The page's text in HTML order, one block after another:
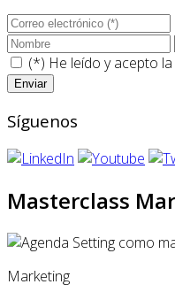
(*) He leído y acepto la
Síguenos
Masterclass
Marketing